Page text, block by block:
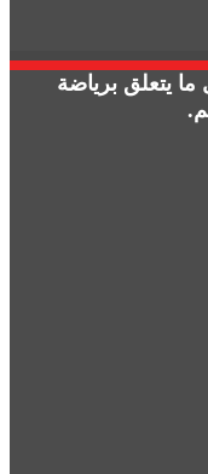
يتعلق برياضة